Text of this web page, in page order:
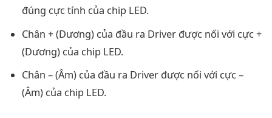
đúng cực tính của chip LED.
Chân + (Dương) của đầu ra Driver được nối với cực +
(Dương) của chip LED.
Chân – (Âm) của đầu ra Driver được nối với cực –
(Âm) của chip LED.